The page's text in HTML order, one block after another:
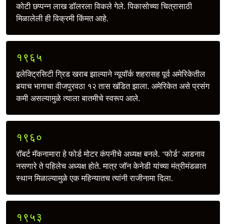
कोटी छप्पन्न लाख डॉलरला विकले गेले. पिकासोच्या चित्रासाठी
मिळालेली ही विक्रमी किंमत आहे.
१९६५
इलेक्ट्रिसिटी ग्रिड खराब झाल्याने न्यूयॉर्क शहरासह पूर्व अमेरिकेतील
बर्‍याच भागाचा वीजपुरवठा १२ तास खंडित झाला. अमेरिकेत असे प्रसंग
कमी असल्यामुळे त्याला बातमीचे स्वरूप आले.
१९६०
रॉबर्ट मॅकनामारा हे फोर्ड मोटर कंपनीचे अध्यक्ष बनले. ‘फोर्ड’ आडनाव
नसणारे ते पहिलेच अध्यक्ष होते. मात्र जॉन केनेडी यांच्या मंत्रीमंडळात
स्थान मिळाल्यामुळे एक महिन्यातच त्यांनी राजीनामा दिला.
१९५३